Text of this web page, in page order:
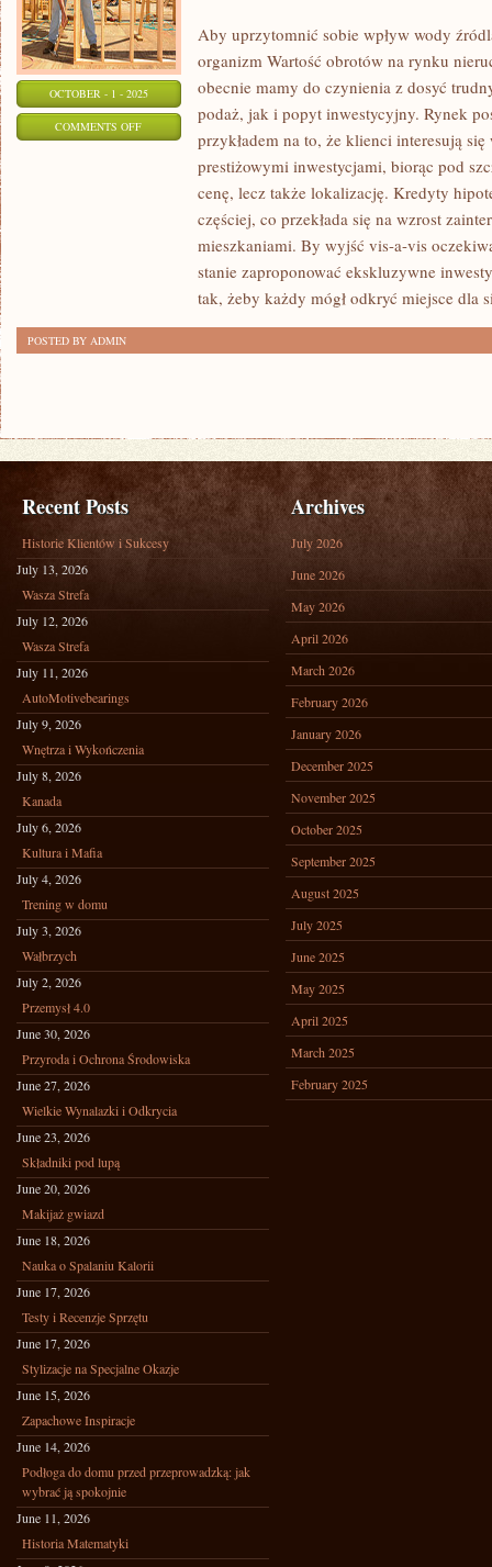
OCTOBER - 1 - 2025
COMMENTS OFFON
Aby uprzytomnić sobie wpływ wody
organizm Wartość obrotów na rynku
obecnie mamy do czynienia z dosyć
podaż, jak i popyt inwestycyjny. Rynek
przykładem na to, że klienci interesują
prestiżowymi inwestycjami, biorąc pod
cenę, lecz także lokalizację. Kredyty
częściej, co przekłada się na wzrost
mieszkaniami. By wyjść vis-a-vis
stanie zaproponować ekskluzywne
tak, żeby każdy mógł odkryć miejsce dla
POSTED BY ADMIN
Recent Posts
Historie Klientów i Sukcesy
July 13, 2026
Wasza Strefa
July 12, 2026
Wasza Strefa
July 11, 2026
AutoMotivebearings
July 9, 2026
Wnętrza i Wykończenia
July 8, 2026
Kanada
July 6, 2026
Kultura i Mafia
July 4, 2026
Trening w domu
July 3, 2026
Wałbrzych
July 2, 2026
Przemysł 4.0
June 30, 2026
Przyroda i Ochrona Środowiska
June 27, 2026
Wielkie Wynalazki i Odkrycia
June 23, 2026
Składniki pod lupą
June 20, 2026
Makijaż gwiazd
June 18, 2026
Nauka o Spalaniu Kalorii
June 17, 2026
Testy i Recenzje Sprzętu
June 17, 2026
Stylizacje na Specjalne Okazje
June 15, 2026
Zapachowe Inspiracje
June 14, 2026
Podłoga do domu przed przeprowadzką: jak
wybrać ją spokojnie
June 11, 2026
Historia Matematyki
Archives
July 2026
June 2026
May 2026
April 2026
March 2026
February 2026
January 2026
December 2025
November 2025
October 2025
September 2025
August 2025
July 2025
June 2025
May 2025
April 2025
March 2025
February 2025